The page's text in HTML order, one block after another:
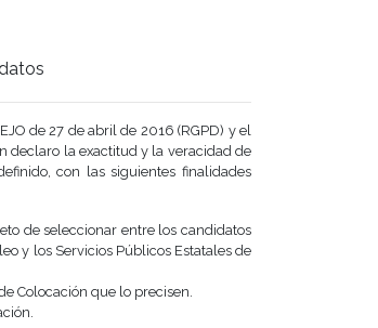
de 27 de abril de 2016 (RGPD) y el
declaro la exactitud y la veracidad de
con las siguientes finalidades
de seleccionar entre los candidatos
y los Servicios Públicos Estatales de
Colocación que lo precisen.